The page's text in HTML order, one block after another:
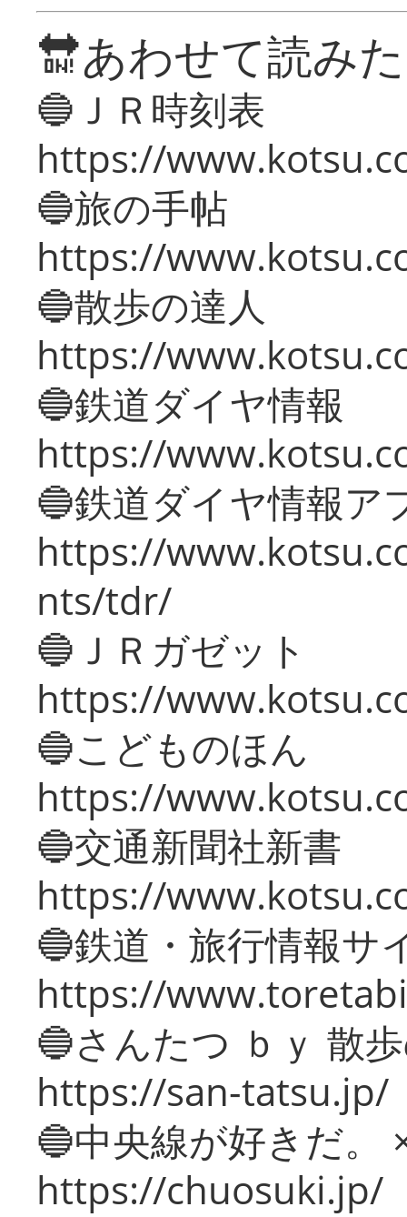
🔛あわせて読み
🔵ＪＲ時刻表
https://
🔵旅の手帖
https://
🔵散歩の達人
https://
🔵鉄道ダイヤ情報
https://
🔵鉄道ダイヤ情報ア
https://
nts/tdr/
🔵ＪＲガゼット
https://
🔵こどものほん
https://
🔵交通新聞社新書
https://
🔵鉄道・旅行情報サ
https://
🔵さんたつ ｂｙ 散
https://san-tatsu.jp/
🔵中央線が好きだ。
https://chuosuki.jp/